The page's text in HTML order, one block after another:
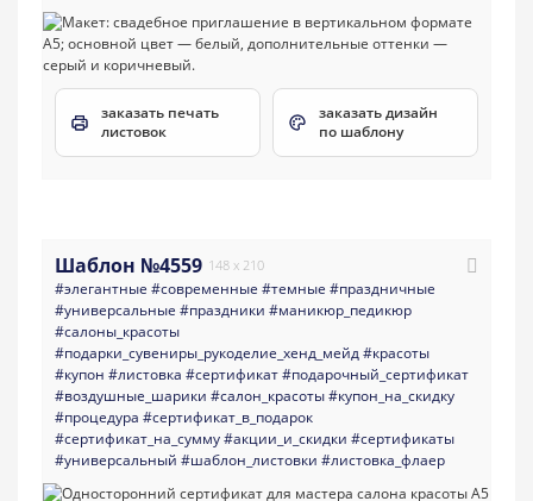
заказать печать
листовок
заказать дизайн
по шаблону
Шаблон №4559 148 x 210
#элегантные #современные #темные #праздничные
#универсальные #праздники #маникюр_педикюр
#салоны_красоты
#подарки_сувениры_рукоделие_хенд_мейд#красоты
#купон #листовка #сертификат#подарочный_сертификат
#воздушные_шарики #салон_красоты#купон_на_скидку
#процедура #сертификат_в_подарок
#сертификат_на_сумму#акции_и_скидки #сертификаты
#универсальный #шаблон_листовки #листовка_флаер